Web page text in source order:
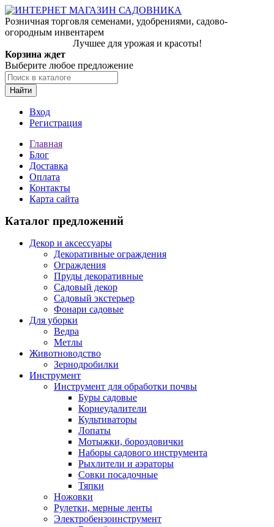
Розничная торговля семенами, удобрениями, садово-
огородным инвентарем
Лучшее для урожая и красоты!
Корзина ждет
Выберите любое предложение
Найти
Вход
Регистрация
Главная
Блог
Доставка
Оплата
Контакты
Карта сайта
Каталог предложений
Декор и аксессуары
Декоративные ограждения
Ограждения
Пруды декоративные
Садовый декор
Садовый экстерьер
Фонари садовые
Для уборки
Ведра
Метлы
Животноводство
Зернодробилки
Инструмент
Инструмент для обработки почвы
Буры садовые
Корнеудалители
Культиваторы
Лопаты
Мотыжки, бороздовички
Наборы садового инструмента
Рыхлители и аэраторы
Совки посадочные
Тяпки
Ножовки
Рулетки, мерные ленты
Электробензоинструмент